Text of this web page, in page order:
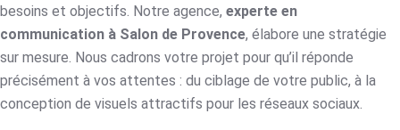
besoins et objectifs. Notre agence, experte en
communication à Salon de Provence, élabore une stratégie
sur mesure. Nous cadrons votre projet pour qu’il réponde
précisément à vos attentes : du ciblage de votre public, à la
conception de visuels attractifs pour les réseaux sociaux.